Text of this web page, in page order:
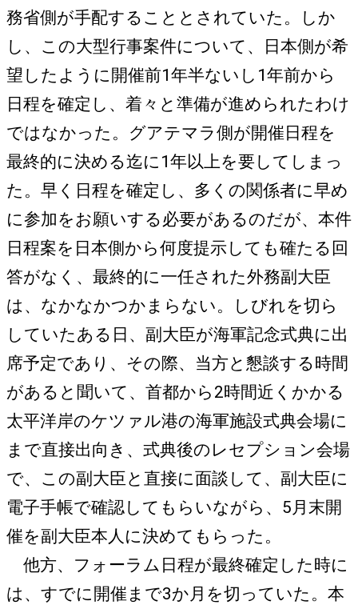
務省側が手配することとされていた。しか
し、この大型行事案件について、日本側が希
望したように開催前1年半ないし1年前から
日程を確定し、着々と準備が進められたわけ
ではなかった。グアテマラ側が開催日程を
最終的に決める迄に1年以上を要してしまっ
た。早く日程を確定し、多くの関係者に早め
に参加をお願いする必要があるのだが、本件
日程案を日本側から何度提示しても確たる回
答がなく、最終的に一任された外務副大臣
は、なかなかつかまらない。しびれを切ら
していたある日、副大臣が海軍記念式典に出
席予定であり、その際、当方と懇談する時間
があると聞いて、首都から2時間近くかかる
太平洋岸のケツァル港の海軍施設式典会場に
まで直接出向き、式典後のレセプション会場
で、この副大臣と直接に面談して、副大臣に
電子手帳で確認してもらいながら、5月末開
催を副大臣本人に決めてもらった。
他方、フォーラム日程が最終確定した時に
は、すでに開催まで3か月を切っていた。本